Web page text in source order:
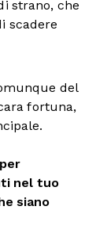
strano, che
scadere
del
fortuna,
nel tuo
siano